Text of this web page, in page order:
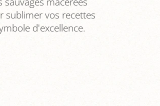
sublimer vos recettes
d'excellence.